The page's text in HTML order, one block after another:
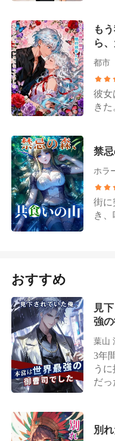
じ
れる
れゆ
群
耳にし
は、
理
の家
た。
いただけ
食べ
と
嵐
もなかった
ち切
よう
れ
だけ
も
ら
まし
都市
彼女
き
はつ
は、
せな
約
を罵
家
不
を抉
名
者一
面に
う
ばし
禁
ホラ
街に
き
おすすめ
見
強
葉山
3年
う
だっ
を動
別